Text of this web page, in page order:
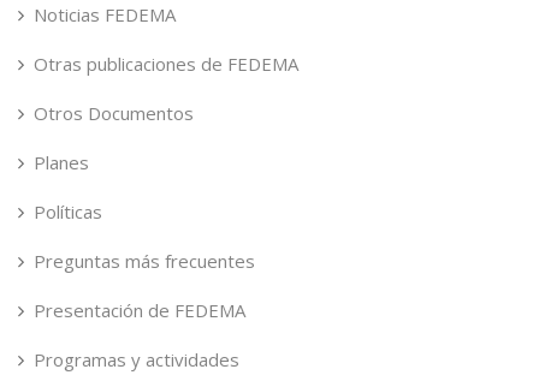
Noticias FEDEMA
Otras publicaciones de FEDEMA
Otros Documentos
Planes
Políticas
Preguntas más frecuentes
Presentación de FEDEMA
Programas y actividades